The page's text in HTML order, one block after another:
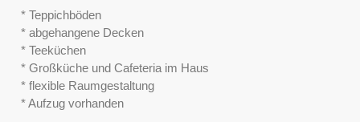
* Teppichböden
* abgehangene Decken
* Teeküchen
* Großküche und Cafeteria im Haus
* flexible Raumgestaltung
* Aufzug vorhanden